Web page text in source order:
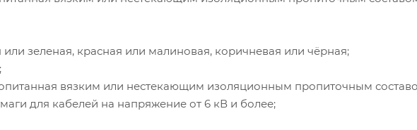
или зеленая, красная или малиновая, коричневая или чёрная;
вязким или нестекающим изоляционным пропиточным
для кабелей на напряжение от 6 кВ и более;